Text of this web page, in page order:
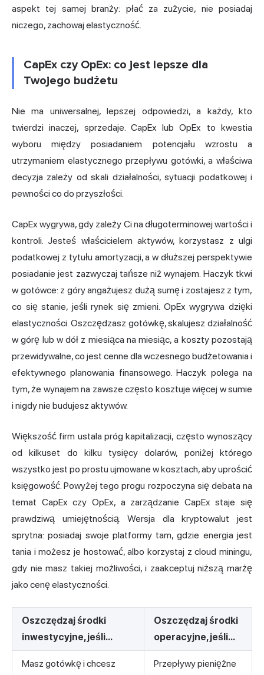
aspekt tej samej branży: płać za zużycie, nie posiadaj
niczego, zachowaj elastyczność.
CapEx czy OpEx: co jest lepsze dla
Twojego budżetu
Nie ma uniwersalnej, lepszej odpowiedzi, a każdy, kto
twierdzi inaczej, sprzedaje. CapEx lub OpEx to kwestia
wyboru między posiadaniem potencjału wzrostu a
utrzymaniem elastycznego przepływu gotówki, a właściwa
decyzja zależy od skali działalności, sytuacji podatkowej i
pewności co do przyszłości.
CapEx wygrywa, gdy zależy Ci na długoterminowej wartości i
kontroli. Jesteś właścicielem aktywów, korzystasz z ulgi
podatkowej z tytułu amortyzacji, a w dłuższej perspektywie
posiadanie jest zazwyczaj tańsze niż wynajem. Haczyk tkwi
w gotówce: z góry angażujesz dużą sumę i zostajesz z tym,
co się stanie, jeśli rynek się zmieni. OpEx wygrywa dzięki
elastyczności. Oszczędzasz gotówkę, skalujesz działalność
w górę lub w dół z miesiąca na miesiąc, a koszty pozostają
przewidywalne, co jest cenne dla wczesnego budżetowania i
efektywnego planowania finansowego. Haczyk polega na
tym, że wynajem na zawsze często kosztuje więcej w sumie
i nigdy nie budujesz aktywów.
Większość firm ustala próg kapitalizacji, często wynoszący
od kilkuset do kilku tysięcy dolarów, poniżej którego
wszystko jest po prostu ujmowane w kosztach, aby uprościć
księgowość. Powyżej tego progu rozpoczyna się debata na
temat CapEx czy OpEx, a zarządzanie CapEx staje się
prawdziwą umiejętnością. Wersja dla kryptowalut jest
sprytna: posiadaj swoje platformy tam, gdzie energia jest
tania i możesz je hostować, albo korzystaj z cloud miningu,
gdy nie masz takiej możliwości, i zaakceptuj niższą marżę
jako cenę elastyczności.
Oszczędzaj środki
inwestycyjne, jeśli...
Oszczędzaj środki
operacyjne, jeśli...
Masz gotówkę i chcesz
Przepływy pieniężne